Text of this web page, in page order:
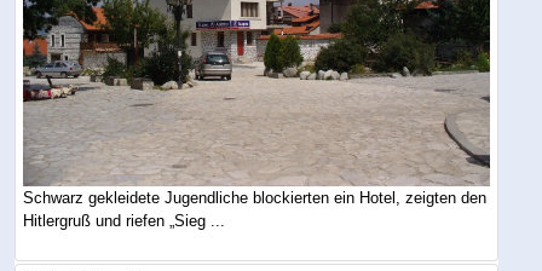
Schwarz gekleidete Jugendliche blockierten ein Hotel, zeigten den
Hitlergruß und riefen „Sieg ...